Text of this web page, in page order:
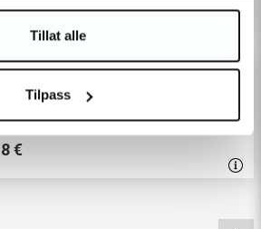
Tillat alle
Tilpass
9845
Protection anti-poussière pour port
de charge - V2 LR / V2 Pro LR / Joyor
GS5 / GS7 / V3 / V3 Pro / V3 GT Pro
8 €